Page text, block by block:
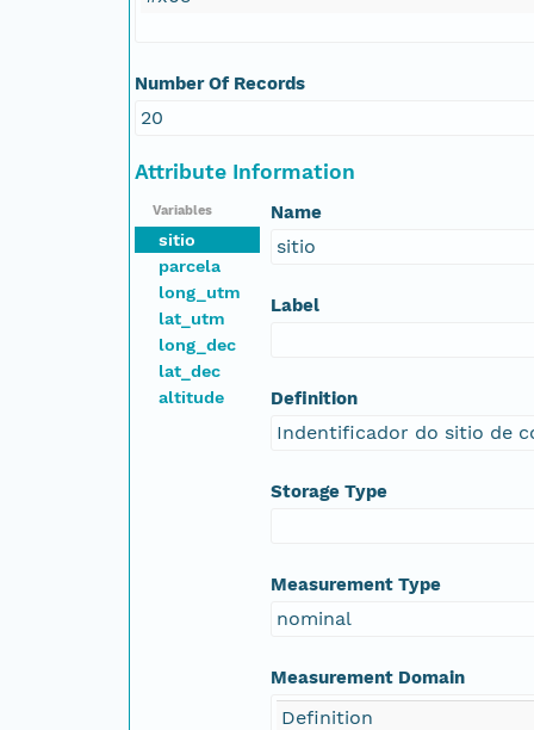
Number Of Records
20
Attribute Information
Variables
sitio
parcela
long_utm
lat_utm
long_dec
lat_dec
altitude
Name
sitio
Label
Definition
Indentificador do sitio de
Storage Type
Measurement Type
nominal
Measurement Domain
Definition